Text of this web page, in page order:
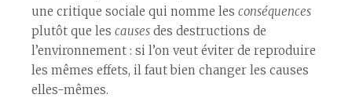
une critique sociale qui nomme lesconséquences
plutôt que lescauses des destructions de
l’environnement : si l’on veut éviter de reproduire
les mêmes effets, il faut bien changer les causes
elles-mêmes.